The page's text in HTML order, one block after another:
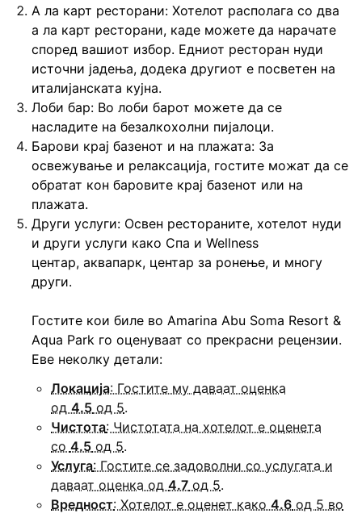
А ла карт ресторани: Хотелот располага со два
а ла карт ресторани, каде можете да нарачате
според вашиот избор. Едниот ресторан нуди
источни јадења, додека другиот е посветен на
италијанската кујна.
Лоби бар: Во лоби барот можете да се
насладите на безалкохолни пијалоци.
Барови крај базенот и на плажата: За
освежување и релаксација, гостите можат да се
обратат кон баровите крај базенот или на
плажата.
Други услуги: Освен рестораните, хотелот нуди
и други услуги како Спа и Wellness
центар, аквапарк, центар за ронење, и многу
други.
Гостите кои биле во Amarina Abu Soma Resort &
Aqua Park го оценуваат со прекрасни рецензии.
Еве неколку детали:
Локација: Гостите му даваат оценка
од 4.5 од 5.
Чистота: Чистотата на хотелот е оценета
со 4.5 од 5.
Услуга: Гостите се задоволни со услугата и
даваат оценка од 4.7 од 5.
Вредност: Хотелот е оценет како 4.6 од 5 во